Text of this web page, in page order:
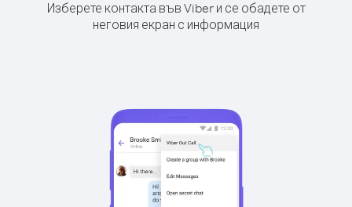
Изберете контакта във Viber и се обадете от
неговия екран с информация